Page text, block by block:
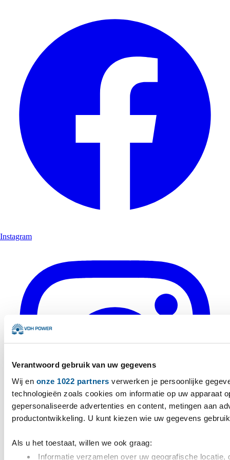
Verantwoord gebruik van uw gegevens
Wij en onze 1022 partners verwerken je persoonlijke
technologieën zoals cookies om informatie op uw apparaat
gepersonaliseerde advertenties en content, metingen aan
productontwikkeling. U kunt kiezen wie uw gegevens
Als u het toestaat, willen we ook graag:
Informatie verzamelen over uw geografische
Instagram